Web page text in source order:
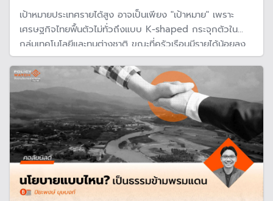
เป้าหมายประเทศรายได้สูง อาจเป็นเพียง "เป้าหมาย" เพราะ
เศรษฐกิจไทยฟื้นตัวไม่ทั่วถึงแบบ K-shaped กระจุกตัวใน
กลุ่มเทคโนโลยีและทุนต่างชาติ ขณะที่ครัวเรือนมีรายได้น้อยลง
ต้องพึ่งพาเงินภาครัฐมากขึ้น และธุรกิจ SMEs เผชิญต้นทุนสูง
และกำลังซื้อหดตัว เสี่ยงทำให้ความเหลื่อมล้ำไทยรุนแรงขึ้น
อุปสรรคการพัฒนาประเทศ